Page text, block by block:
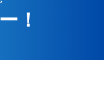
！